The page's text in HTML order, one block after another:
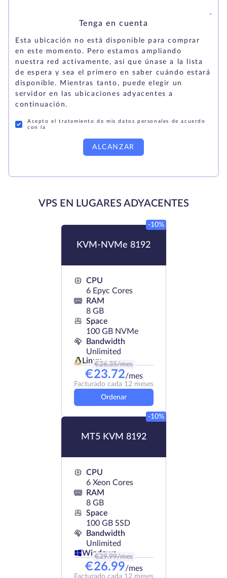
Tenga en cuenta
Esta ubicación no está disponible para comprar
en este momento. Pero estamos ampliando
nuestra red activamente, así que únase a la lista
de espera y sea el primero en saber cuándo estará
disponible. Mientras tanto, puede elegir un
servidor en las ubicaciones adyacentes a
continuación.
Acepto el tratamiento de mis datos personales de acuerdo
con la
ALCANZAR
VPS EN LUGARES ADYACENTES
KVM-NVMe 8192
-10%
CPU
6 Epyc Cores
RAM
8 GB
Space
100 GB NVMe
Bandwidth
Unlimited
Linux
€26.35/mes
€23.72/mes
Facturado cada 12 meses
Ordenar
MT5 KVM 8192
-10%
CPU
6 Xeon Cores
RAM
8 GB
Space
100 GB SSD
Bandwidth
Unlimited
Windows
€29.99/mes
€26.99/mes
Facturado cada 12 meses